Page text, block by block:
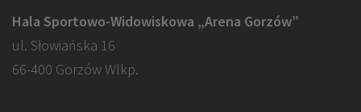
Hala Sportowo-Widowiskowa „Arena Gorzów”
ul. Słowiańska 16
66-400 Gorzów Wlkp.